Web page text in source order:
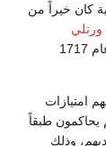
كان خيراً من
ورتلي
، ربما في شيء من المبالغة حالهم في تركيا عام 1717
امتيازات
يحاكمون طبقاً
وذلك